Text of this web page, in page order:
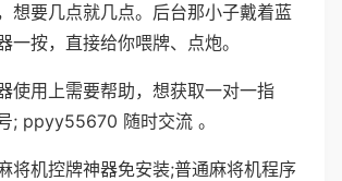
想要几点就几点。后台那小子戴着蓝
一按，直接给你喂牌、点炮。
使用上需要帮助，想获取一对一指
; ppyy55670 随时交流 。
将机控牌神器免安装;普通麻将机程序